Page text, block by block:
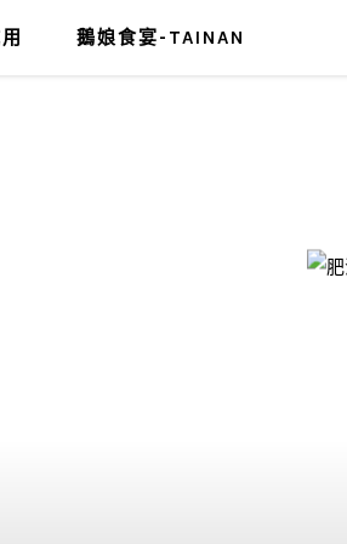
鵝娘食宴-TAINAN
肥油太厚-鵝娘的後宮